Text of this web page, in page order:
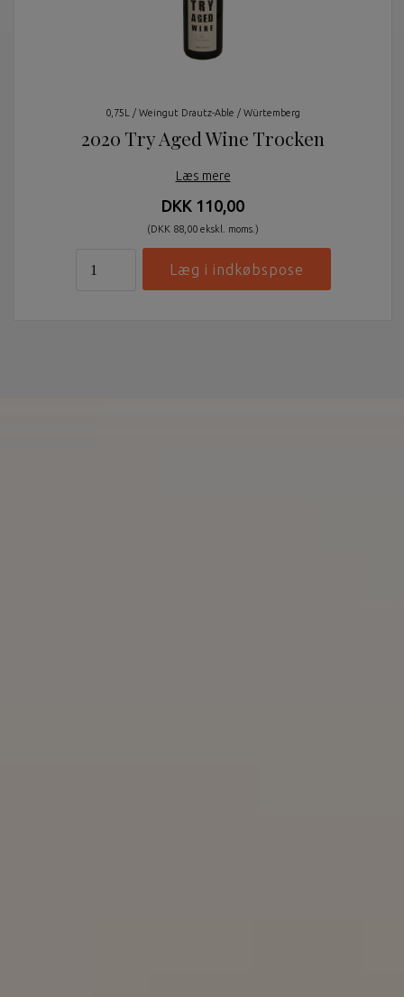
0,75L / Weingut Drautz-Able / Würtemberg
2020 Try Aged Wine Trocken
Læs mere
DKK 110,00
(DKK 88,00 ekskl. moms.)